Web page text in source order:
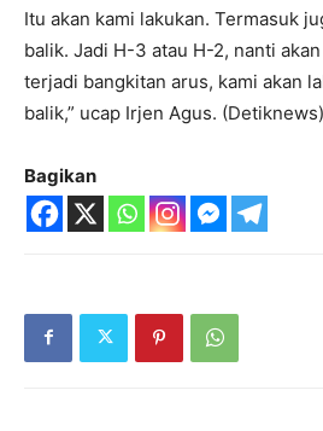
Itu akan kami lakukan. Termasuk
balik. Jadi H-3 atau H-2, nanti
terjadi bangkitan arus, kami akan
balik,” ucap Irjen Agus. (Detiknews)
Bagikan